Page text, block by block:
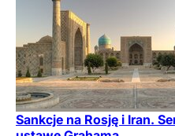
Sankcje na Rosję i Iran.